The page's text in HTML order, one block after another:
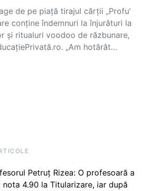
de pe piață tirajul cărții „Profu’
conține îndemnuri la înjurături la
și ritualuri voodoo de răzbunare,
„Am hotărât…
Petruț Rizea: O profesoară a
nota 4.90 la Titularizare, iar după